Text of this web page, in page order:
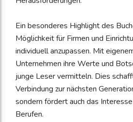
Ein besonderes Highlight des
Möglichkeit für Firmen und
individuell anzupassen. Mit
Unternehmen ihre Werte und
junge Leser vermitteln. Dies
Verbindung zur nächsten
sondern fördert auch das
Berufen.